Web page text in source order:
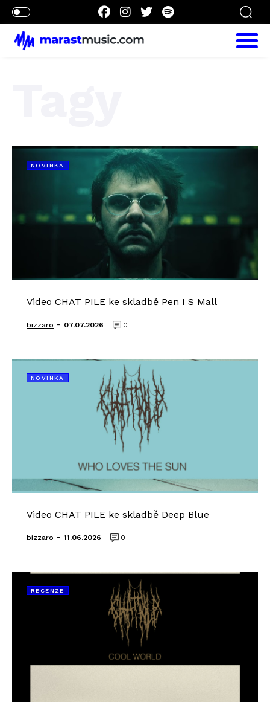
NOVINKA
Video CHAT PILE ke skladbě Pen I S Mall
bizzaro - 07.07.2026 0
NOVINKA
Video CHAT PILE ke skladbě Deep Blue
bizzaro - 11.06.2026 0
RECENZE